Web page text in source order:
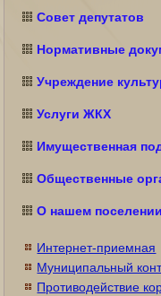
Совет депутатов
Нормативные
Учреждение
Услуги ЖКХ
Имущественная
Общественные
О нашем поселении
Интернет-приемная
Муниципальный
Противодействие